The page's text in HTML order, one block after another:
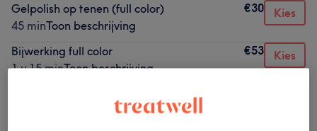
Gelpolish op tenen (full color)
45 minToon beschrijving
€30 Kies
Bijwerking full color
1 u 15 minToon beschrijving
€53 Kies
Nieuwe set/bijwerking ander salon
Toon beschrijving